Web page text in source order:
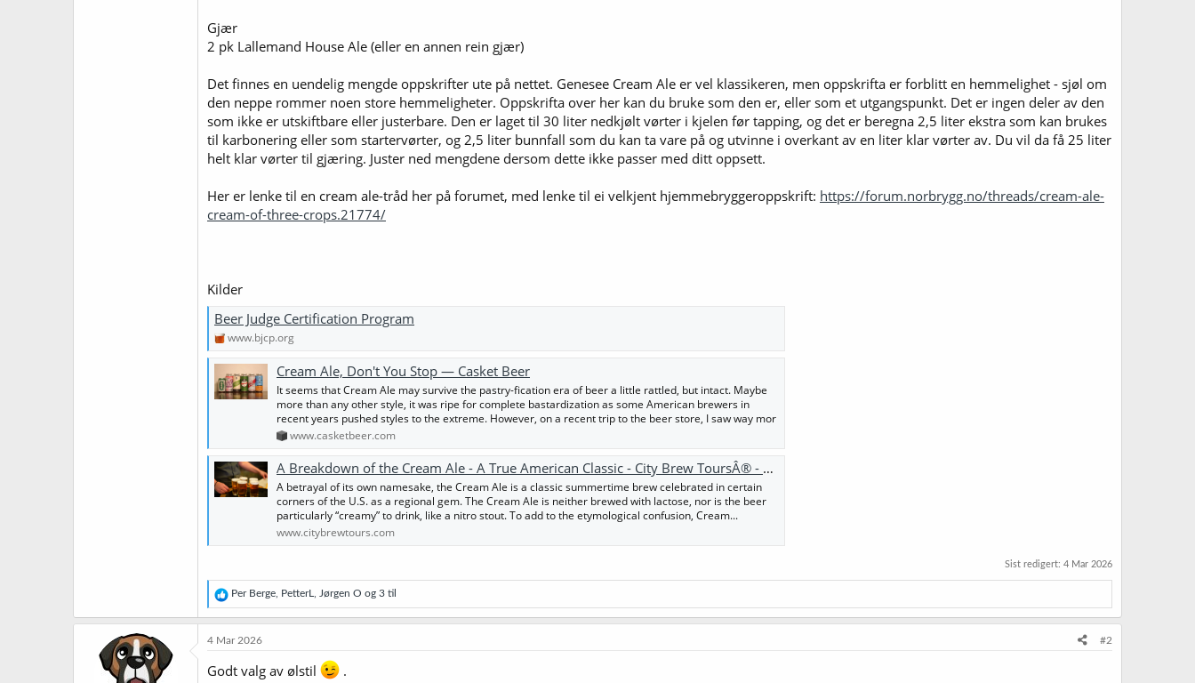
Gjær
2 pk Lallemand House Ale (eller en annen rein gjær)
Det finnes en uendelig mengde oppskrifter ute på nettet. Genesee Cream Ale er vel klassikeren, men oppskrifta er forblitt en hemmelighet - sjøl om
den neppe rommer noen store hemmeligheter. Oppskrifta over her kan du bruke som den er, eller som et utgangspunkt. Det er ingen deler av den
som ikke er utskiftbare eller justerbare. Den er laget til 30 liter nedkjølt vørter i kjelen før tapping, og det er beregna 2,5 liter ekstra som kan brukes
til karbonering eller som startervørter, og 2,5 liter bunnfall som du kan ta vare på og utvinne i overkant av en liter klar vørter av. Du vil da få 25 liter
helt klar vørter til gjæring. Juster ned mengdene dersom dette ikke passer med ditt oppsett.
Her er lenke til en cream ale-tråd her på forumet, med lenke til ei velkjent hjemmebryggeroppskrift: https://forum.norbrygg.no/threads/cream-ale-
cream-of-three-crops.21774/
Kilder
Beer Judge Certification Program
www.bjcp.org
Cream Ale, Don't You Stop — Casket Beer
It seems that Cream Ale may survive the pastry-fication era of beer a little rattled, but intact. Maybe
more than any other style, it was ripe for complete bastardization as some American brewers in
recent years pushed styles to the extreme. However, on a recent trip to the beer store, I saw way mor
www.casketbeer.com
A Breakdown of the Cream Ale - A True American Classic - City Brew ToursÂ® - North America's Best and Oldest Brewery Tours
A betrayal of its own namesake, the Cream Ale is a classic summertime brew celebrated in certain
corners of the U.S. as a regional gem. The Cream Ale is neither brewed with lactose, nor is the beer
particularly “creamy” to drink, like a nitro stout. To add to the etymological confusion, Cream...
www.citybrewtours.com
Sist redigert: 4 Mar 2026
R
e
a
j
o
Per Berge, PetterL, Jørgen O og 3 til
4 Mar 2026 #2
Godt valg av ølstil .